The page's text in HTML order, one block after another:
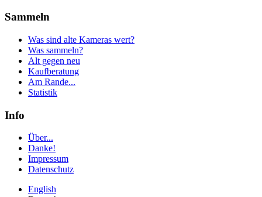
Sammeln
Was sind alte Kameras wert?
Was sammeln?
Alt gegen neu
Kaufberatung
Am Rande...
Statistik
Info
Über...
Danke!
Impressum
Datenschutz
English